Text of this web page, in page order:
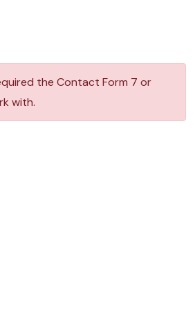
the Contact Form 7 or
with.